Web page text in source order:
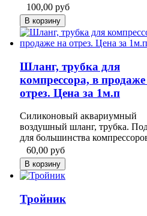
100,00 руб
Шланг, трубка для
компрессора, в
отрез. Цена за 1м.п
Силиконовый аквариумный
воздушный шланг, трубка.
для большинства
60,00 руб
Тройник